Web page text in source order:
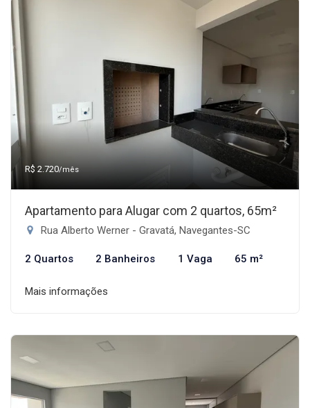
R$ 2.720/mês
Apartamento para Alugar com 2 quartos, 65m²
Rua Alberto Werner - Gravatá, Navegantes-SC
2 Quartos 2 Banheiros 1 Vaga 65 m²
Mais informações